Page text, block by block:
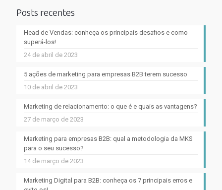
Posts recentes
Head de Vendas: conheça os principais desafios e como
superá-los!
24 de abril de 2023
5 ações de marketing para empresas B2B terem sucesso
10 de abril de 2023
Marketing de relacionamento: o que é e quais as vantagens?
27 de março de 2023
Marketing para empresas B2B: qual a metodologia da MKS
para o seu sucesso?
14 de março de 2023
Marketing Digital para B2B: conheça os 7 principais erros e